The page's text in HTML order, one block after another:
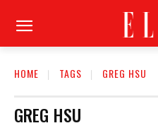
HOME TAGS GREG HSU
GREG HSU